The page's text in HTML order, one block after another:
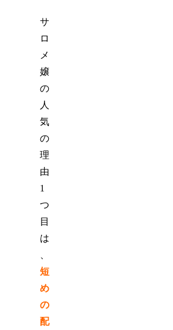
サ
ロ
メ
嬢
の
人
気
の
理
由
1
つ
目
は
短
め
の
配